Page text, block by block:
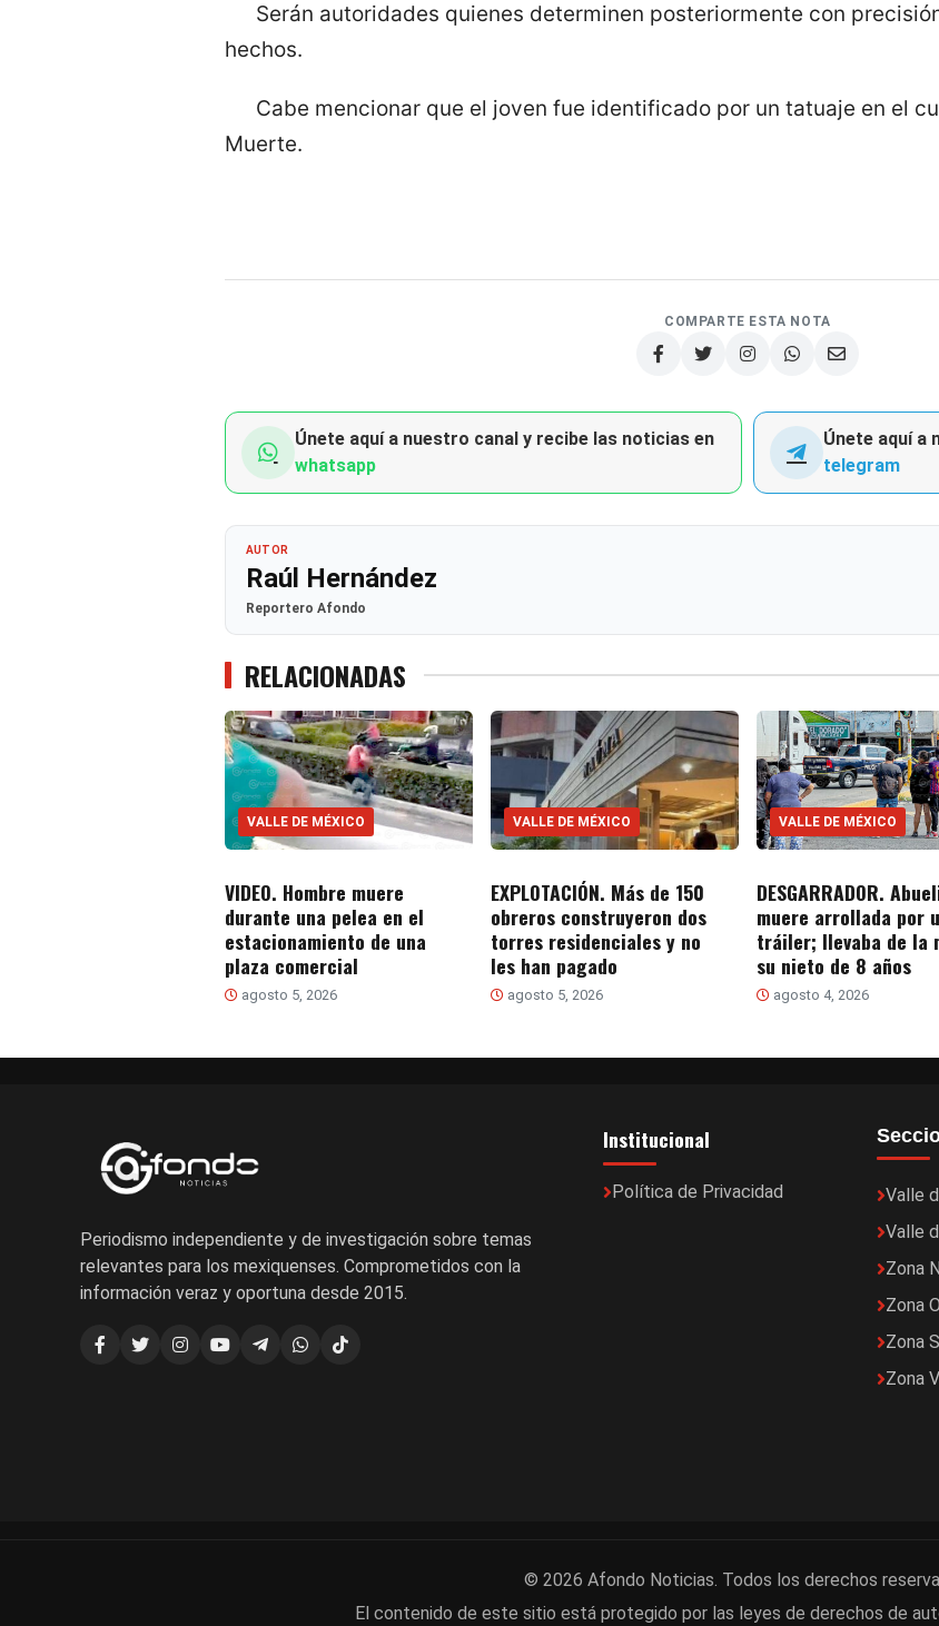
Serán autoridades quienes determinen posteriormente con
hechos.
Cabe mencionar que el joven fue identificado por un tatuaje en el
Muerte.
COMPARTE ESTA NOTA
Únete aquí a nuestro canal y recibe las noticias en
whatsapp
Únete aquí a
telegram
AUTOR
Raúl Hernández
Reportero Afondo
RELACIONADAS
VALLE DE MÉXICO
VIDEO. Hombre muere
durante una pelea en el
estacionamiento de una
plaza comercial
agosto 5, 2026
VALLE DE MÉXICO
EXPLOTACIÓN. Más de 150
obreros construyeron dos
torres residenciales y no
les han pagado
agosto 5, 2026
VALLE DE MÉXICO
DESGARRADOR.
muere arrollada por
tráiler; llevaba de la
su nieto de 8 años
agosto 4, 2026
Periodismo independiente y de investigación sobre temas
relevantes para los mexiquenses. Comprometidos con la
información veraz y oportuna desde 2015.
Institucional
Política de Privacidad
Valle
Valle
Zona
Zona
Zona
Zona
© 2026 Afondo Noticias. Todos los derechos
El contenido de este sitio está protegido por las leyes de derechos de